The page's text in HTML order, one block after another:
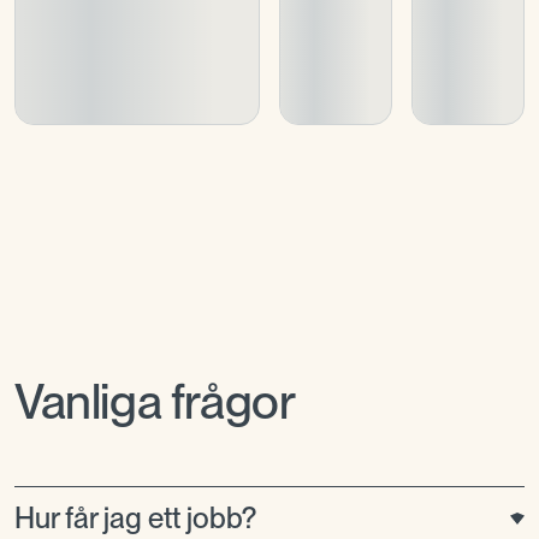
Vanliga frågor
Hur får jag ett jobb?